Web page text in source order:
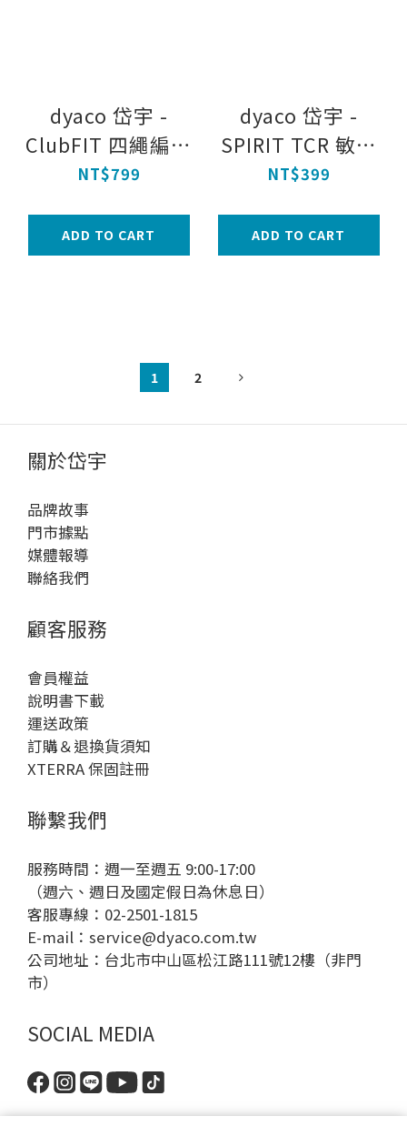
dyaco 岱宇 -
ClubFIT 四繩編織
拉力繩
NT$799
ADD TO CART
dyaco 岱宇 -
SPIRIT TCR 敏捷
訓練圓錐
NT$399
ADD TO CART
1 2
關於岱宇
品牌故事
門市據點
媒體報導
聯絡我們
顧客服務
會員權益
說明書下載
運送政策
訂購＆退換貨須知
XTERRA 保固註冊
聯繫我們
服務時間：週一至週五 9:00-17:00
（週六、週日及國定假日為休息日）
客服專線：02-2501-1815
E-mail： service@dyaco.com.tw
公司地址：台北市中山區松江路111號12樓（非門
市）
SOCIAL MEDIA